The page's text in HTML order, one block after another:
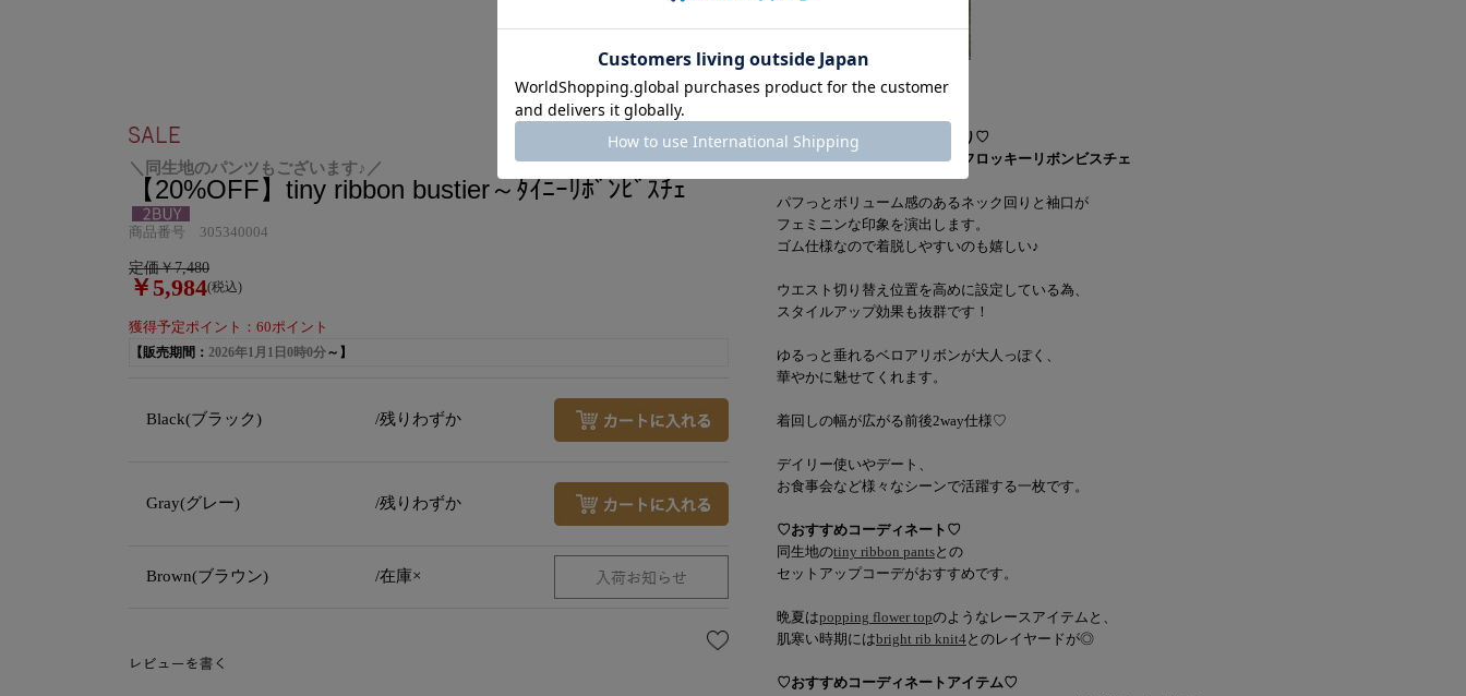
クラシカルな秋ムードを先取り♡
キュートで特別感たっぷりなフロッキーリボンビスチェ
パフっとボリューム感のあるネック回りと袖口が
フェミニンな印象を演出します。
ゴム仕様なので着脱しやすいのも嬉しい♪
ウエスト切り替え位置を高めに設定している為、
スタイルアップ効果も抜群です！
ゆるっと垂れるベロアリボンが大人っぽく、
華やかに魅せてくれます。
着回しの幅が広がる前後2way仕様♡
デイリー使いやデート、
お食事会など様々なシーンで活躍する一枚です。
♡おすすめコーディネート♡
同生地のtiny ribbon pantsとの
セットアップコーデがおすすめです。
晩夏はpopping flower topのようなレースアイテムと、
肌寒い時期にはbright rib knit4とのレイヤードが◎
♡おすすめコーディネートアイテム♡
＼同生地のパンツもございます♪／
【20%OFF】tiny ribbon bustier～ﾀｲﾆｰﾘﾎﾞﾝﾋﾞｽﾁｪ
商品番号 305340004
定価￥7,480
￥5,984(税込)
獲得予定ポイント：60ポイント
【販売期間： 2026年1月1日0時0分～】
Black(ブラック) /残りわずか
Gray(グレー) /残りわずか
Brown(ブラウン) /在庫×